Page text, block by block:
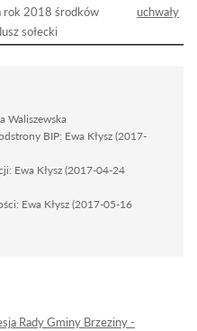
rok 2018 środków
sołecki
uchwały
Waliszewska
BIP: Ewa Kłysz (2017-
Ewa Kłysz (2017-04-24
Ewa Kłysz (2017-05-16
Rady Gminy Brzeziny -